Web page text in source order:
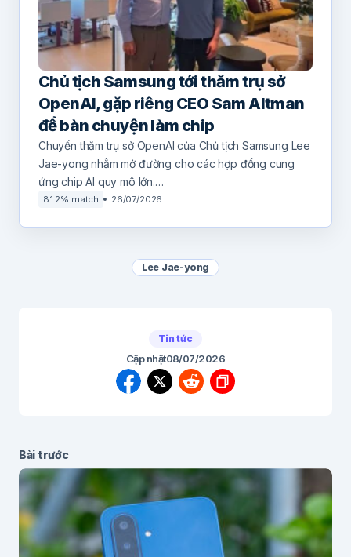
Chủ tịch Samsung tới thăm trụ sở
OpenAI, gặp riêng CEO Sam Altman
để bàn chuyện làm chip
Chuyến thăm trụ sở OpenAI của Chủ tịch Samsung Lee
Jae-yong nhằm mở đường cho các hợp đồng cung
ứng chip AI quy mô lớn.…
81.2% match 26/07/2026
Lee Jae-yong
Tin tức
Cập nhật08/07/2026
Bài trước